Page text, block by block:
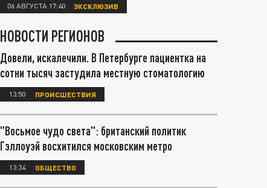
06 АВГУСТА 17:40 ЭКСКЛЮЗИВ
НОВОСТИ РЕГИОНОВ
Довели, искалечили. В Петербурге пациентка на
сотни тысяч застудила местную стоматологию
13:50 ПРОИСШЕСТВИЯ
"Восьмое чудо света": британский политик
Гэллоуэй восхитился московским метро
13:34 ОБЩЕСТВО